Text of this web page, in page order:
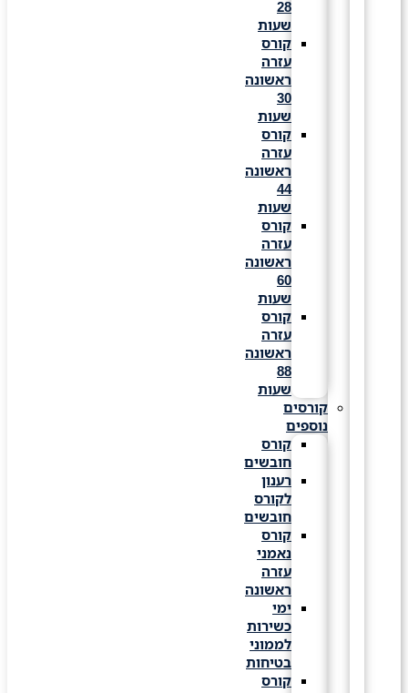
שעות
קורס
עזרה
ראשונה
שעות
קורס
עזרה
ראשונה
שעות
קורס
עזרה
ראשונה
שעות
קורס
עזרה
ראשונה
שעות
קורסים
נוספים
קורס
חובשים
רענון
לקורס
חובשים
קורס
נאמני
עזרה
ראשונה
ימי
כשירות
לממוני
בטיחות
קורס